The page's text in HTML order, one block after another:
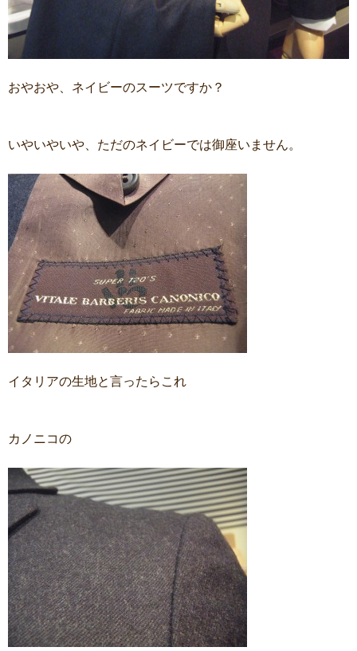
おやおや、ネイビーのスーツですか？
いやいやいや、ただのネイビーでは御座いません。
イタリアの生地と言ったらこれ
カノニコの